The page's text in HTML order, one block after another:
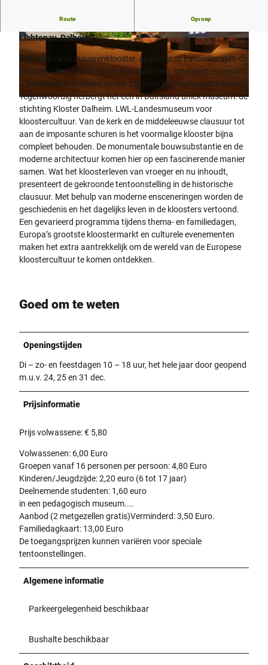
© LWL / Maria Tillmann
© LWL / Katharina Kruck © LWL / Katharina Kruck
Route Oproep
Maak kennis met de kloosterwereld
Lichtenau-Dalheim
Middeleeuwse vrouwenklooster, augustijnse kanonikerstift, de
barokke bloeitijd, Pruisisch staatsdomein, landgoed, museum
– het klooster Dalheim vertelt zijn ruim jaar oude geschiedenis.
Tegenwoordig herbergt het een in Duitsland uniek museum: de
stichting Kloster Dalheim. LWL-Landesmuseum voor
kloostercultuur. Van de kerk en de middeleeuwse clausuur tot
aan de imposante schuren is het voormalige klooster bijna
compleet behouden. De monumentale bouwsubstantie en de
moderne architectuur komen hier op een fascinerende manier
samen. Wat het kloosterleven van vroeger en nu inhoudt,
presenteert de gekroonde tentoonstelling in de historische
clausuur. Met behulp van moderne ensceneringen worden de
geschiedenis en het dagelijks leven in de kloosters vertoond.
Een gevarieerd programma tijdens thema- en familiedagen,
Europa’s grootste kloostermarkt en culturele evenementen
maken het extra aantrekkelijk om de wereld van de Europese
kloostercultuur te komen ontdekken.
Goed om te weten
Openingstijden
Di – zo- en feestdagen 10 – 18 uur, het hele jaar door geopend
m.u.v. 24, 25 en 31 dec.
Prijsinformatie
Prijs volwassene: € 5,80
Volwassenen: 6,00 Euro
Groepen vanaf 16 personen per persoon: 4,80 Euro
Kinderen/Jeugdzijde: 2,20 euro (6 tot 17 jaar)
Deelnemende studenten: 1,60 euro
in een pedagogisch museum....
Aanbod (2 metgezellen gratis)Verminderd: 3,50 Euro.
Familiedagkaart: 13,00 Euro
De toegangsprijzen kunnen variëren voor speciale
tentoonstellingen.
Algemene informatie
Parkeergelegenheid beschikbaar
Bushalte beschikbaar